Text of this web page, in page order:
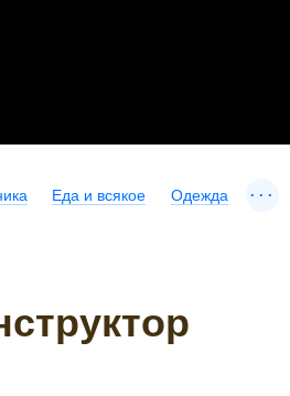
Еда и всякое Одежда ...